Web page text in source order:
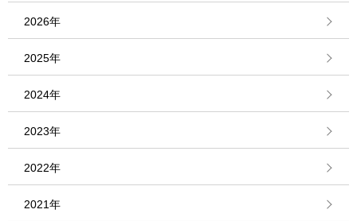
2026年
2025年
2024年
2023年
2022年
2021年